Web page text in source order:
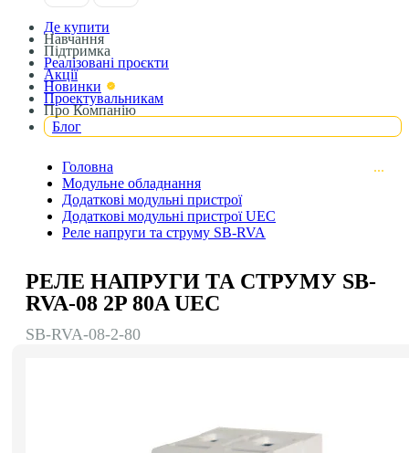
Де купити
Навчання
Підтримка
Реалізовані проєкти
Акції
Новинки
Проектувальникам
Про Компанію
Блог
Головна
Модульне обладнання
Додаткові модульні пристрої
Додаткові модульні пристрої UEC
Реле напруги та струму SB-RVA
РЕЛЕ НАПРУГИ ТА СТРУМУ SB-
RVA-08 2P 80A UEC
SB-RVA-08-2-80